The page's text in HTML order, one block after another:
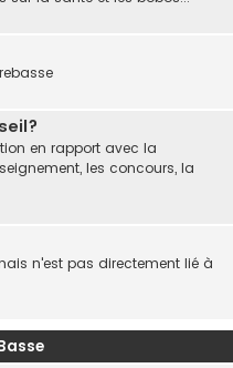
en rapport avec la
les concours, la
n'est pas directement lié à